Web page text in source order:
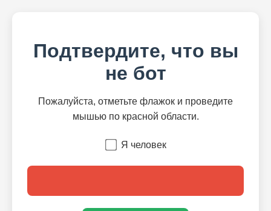
Подтвердите, что вы
не бот
Пожалуйста, отметьте флажок и проведите
мышью по красной области.
Я человек